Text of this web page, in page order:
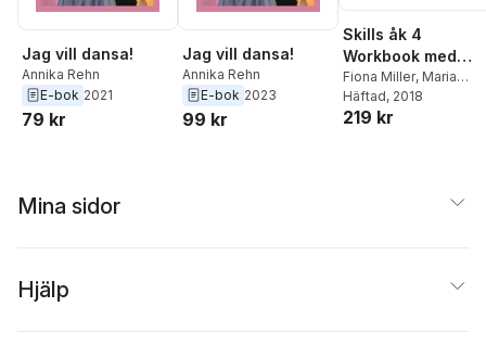
Jag vill dansa!
Annika Rehn
E-bok 2021
79 kr
Jag vill dansa!
Annika Rehn
E-bok 2023
99 kr
Skills åk 4
Workbook med
elevwebb
Fiona Miller, Maria
Olsson,Rebecka
Wolf
Häftad, 2018
219 kr
Mina sidor
Hjälp